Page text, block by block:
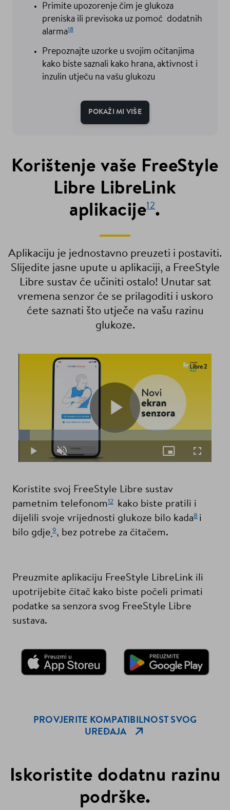
Primite upozorenje čim je glukoza
preniska ili previsoka uz pomoć dodatnih
alarma18
Prepoznajte uzorke u svojim očitanjima
kako biste saznali kako hrana, aktivnost i
inzulin utječu na vašu glukozu
POKAŽI MI VIŠE
Korištenje vaše FreeStyle
Libre LibreLink
aplikacije12.
Aplikaciju je jednostavno preuzeti i postaviti.
Slijedite jasne upute u aplikaciji, a FreeStyle
Libre sustav će učiniti ostalo! Unutar sat
vremena senzor će se prilagoditi i uskoro
ćete saznati što utječe na vašu razinu
glukoze.
Play
Video
Play Unmute
5.76%
Picture-
in-
Fullscreen
Koristite svoj FreeStyle Libre sustav
pametnim telefonom12
kako biste pratili i
dijelili svoje vrijednosti glukoze bilo kada8 i
bilo gdje 9, bez potrebe za čitačem.
Preuzmite aplikaciju FreeStyle LibreLink ili
upotrijebite čitač kako biste počeli primati
podatke sa senzora svog FreeStyle Libre
sustava.
PROVJERITE KOMPATIBILNOST SVOG
UREĐAJA
Iskoristite dodatnu razinu
podrške.